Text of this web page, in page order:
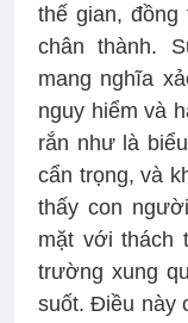
thế gian,
chân thành.
mang nghĩa
nguy hiểm và
rắn như là
cẩn trọng, và
thấy con
mặt với thách
trường xung
suốt. Điều này